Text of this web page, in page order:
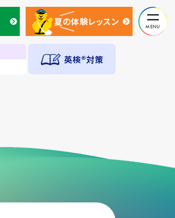
夏の体験レッスン
夏の体験レッスン
英検®対策